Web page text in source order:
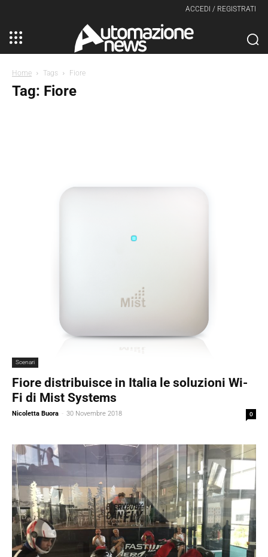
ACCEDI / REGISTRATI
Home Tags Fiore
Tag: Fiore
Scenari
Fiore distribuisce in Italia le soluzioni Wi-
Fi di Mist Systems
Nicoletta Buora - 30 Novembre 2018 0